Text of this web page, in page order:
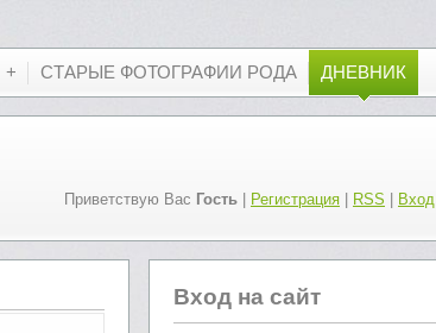
СТАРЫЕ ФОТОГРАФИИ РОДА ДНЕВНИК
Приветствую Вас Гость Регистрация RSS Вход
Вход на сайт